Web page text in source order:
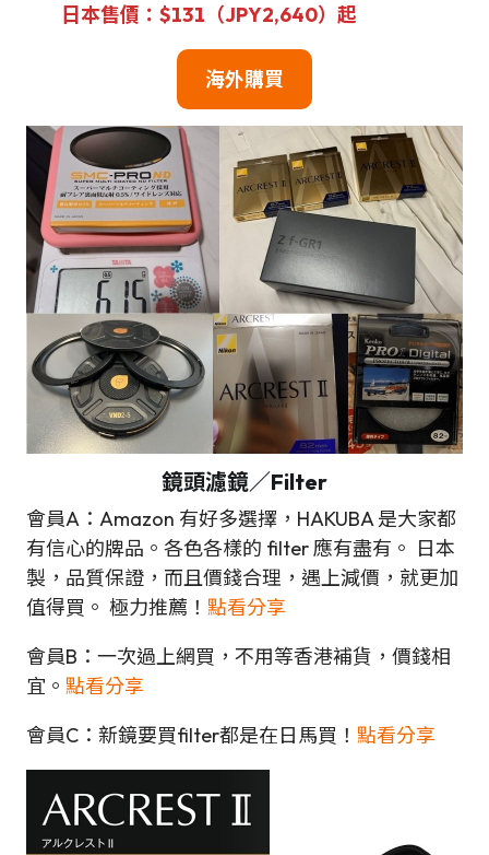
日本售價：$131（JPY2,640）起
海外購買
鏡頭濾鏡／Filter
會員A：Amazon 有好多選擇，HAKUBA 是大家都
有信心的牌品。各色各樣的 filter 應有盡有。 日本
製，品質保證，而且價錢合理，遇上減價，就更加
值得買。 極力推薦！ 點看分享
會員B：一次過上網買，不用等香港補貨，價錢相
宜。 點看分享
會員C：新鏡要買filter都是在日馬買！ 點看分享